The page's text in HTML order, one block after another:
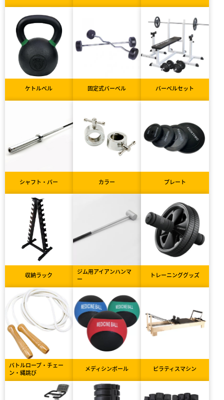
ケトルベル 固定式バーベル バーベルセット
シャフト・バー カラー プレート
収納ラック
ジム用アイアンハンマ
ー
トレーニンググッズ
バトルロープ・チェー
ン・縄跳び
メディシンボール ピラティスマシン